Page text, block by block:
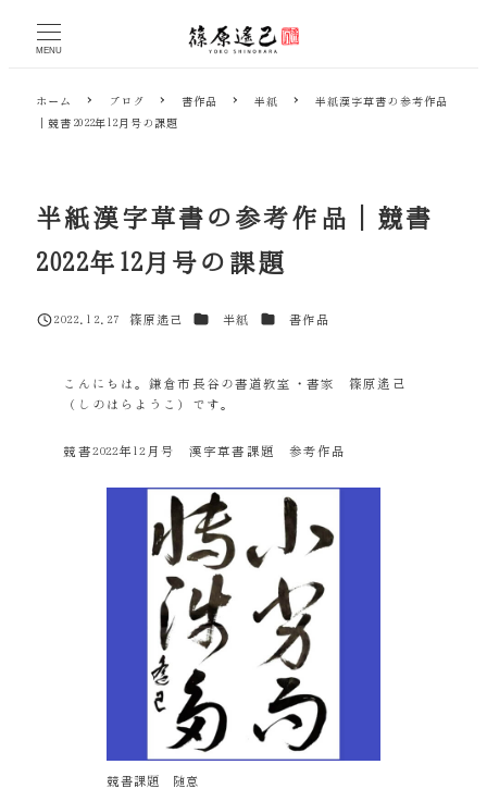
MENU
ホーム ブログ 書作品 半紙
半紙漢字草書の参考作品
｜競書2022年12月号の課題
半紙漢字草書の参考作品｜競書
2022年12月号の課題
投稿日
2022.12.27
篠原遙己 カテゴリー
半紙 カテゴリー
書作品
こんにちは。鎌倉市長谷の書道教室・書家 篠原遙己
（しのはらようこ）です。
競書2022年12月号 漢字草書課題 参考作品
競書課題 随意